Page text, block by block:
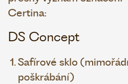
Certina:
DS Concept
Safírové sklo
poškrábání)